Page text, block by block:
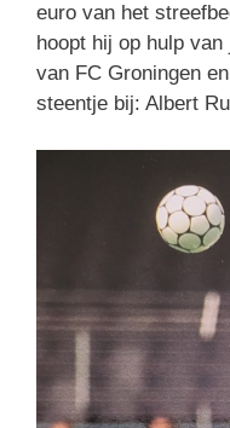
euro van het
hoopt hij op hulp
van FC Groningen
steentje bij: Albert